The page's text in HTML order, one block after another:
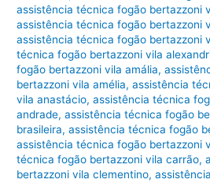
assistência técnica fogão bertazzoni
assistência técnica fogão bertazzoni
assistência técnica fogão bertazzoni
técnica fogão bertazzoni vila
fogão bertazzoni vila amália,
bertazzoni vila amélia,assistência
vila anastácio,assistência técnica
andrade,assistência técnica fogão
brasileira,assistência técnica fogão
assistência técnica fogão bertazzoni
técnica fogão bertazzoni vila carrão,
bertazzoni vila clementino,